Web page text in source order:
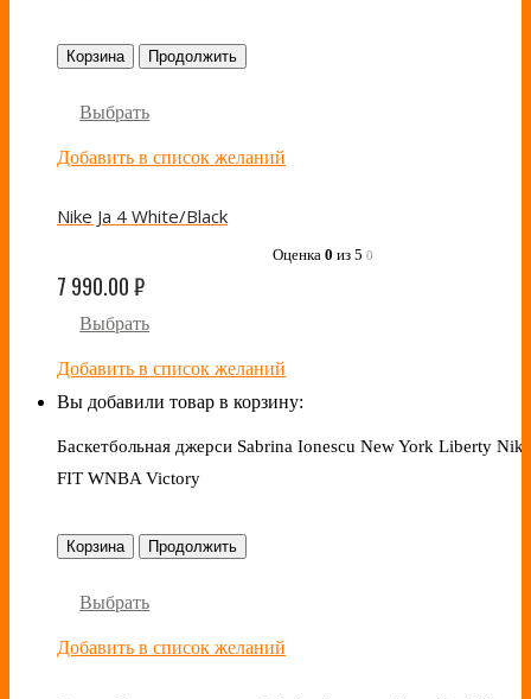
Корзина Продолжить
Выбрать
Добавить в список желаний
Nike Ja 4 White/Black
Оценка 0 из 5 0
7 990.00₽
Выбрать
Добавить в список желаний
Вы добавили товар в корзину:
Баскетбольная джерси Sabrina Ionescu New York Liberty
FIT WNBA Victory
Корзина Продолжить
Выбрать
Добавить в список желаний